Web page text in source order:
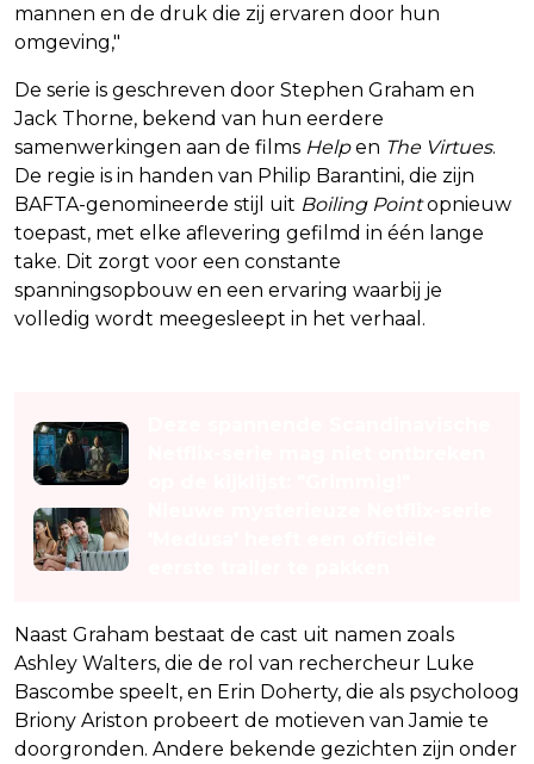
mannen en de druk die zij ervaren door hun
omgeving,"
De serie is geschreven door Stephen Graham en
Jack Thorne, bekend van hun eerdere
samenwerkingen aan de films Helpen The Virtues.
De regie is in handen van Philip Barantini, die zijn
BAFTA-genomineerde stijl uit Boiling Pointopnieuw
toepast, met elke aflevering gefilmd in één lange
take. Dit zorgt voor een constante
spanningsopbouw en een ervaring waarbij je
volledig wordt meegesleept in het verhaal.
Naast Graham bestaat de cast uit namen zoals
Ashley Walters, die de rol van rechercheur Luke
Bascombe speelt, en Erin Doherty, die als psycholoog
Briony Ariston probeert de motieven van Jamie te
doorgronden. Andere bekende gezichten zijn onder